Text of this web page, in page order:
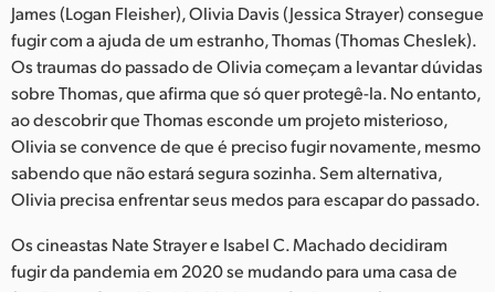
Mexico
Malaysia
Netherlands
New Zealand
Poland
James (Logan Fleisher), Olivia Davis (Jessica Strayer) consegue
fugir com a ajuda de um estranho, Thomas (Thomas Cheslek).
Os traumas do passado de Olivia começam a levantar dúvidas
sobre Thomas, que afirma que só quer protegê-la. No entanto,
ao descobrir que Thomas esconde um projeto misterioso,
Olivia se convence de que é preciso fugir novamente, mesmo
sabendo que não estará segura sozinha. Sem alternativa,
Olivia precisa enfrentar seus medos para escapar do passado.
Os cineastas Nate Strayer e Isabel C. Machado decidiram
fugir da pandemia em 2020 se mudando para uma casa de